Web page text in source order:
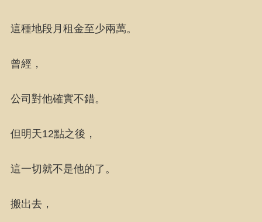
這種地段月租金至少兩萬。
曾經，
公司對他確實不錯。
但明天12點之後，
這一切就不是他的了。
搬出去，